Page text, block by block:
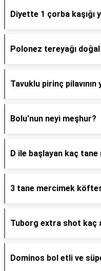
Diyette 1 çorba kaşığı
Polonez tereyağı doğal
Tavuklu pirinç
Bolu'nun neyi meşhur?
D ile başlayan kaç tane
3 tane mercimek
Tuborg extra shot kaç
Dominos bol etli ve